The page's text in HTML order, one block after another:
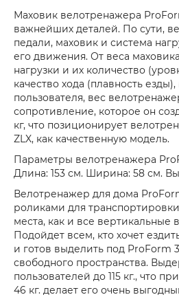
Маховик велотренажера
важнейших деталей. По сути,
педали, маховик и система
его движения. От веса
нагрузки и их количество
качество хода (плавность
пользователя, вес
сопротивление, которое он
кг, что позиционирует
ZLX, как качественную модель.
Параметры велотренажера
Длина: 153 см. Ширина: 58 см.
Велотренажер для дома
роликами для
места, как и все вертикальные
Подойдет всем, кто хочет
и готов выделить под ProForm
свободного пространства.
пользователей до 115 кг., что
46 кг. делает его очень